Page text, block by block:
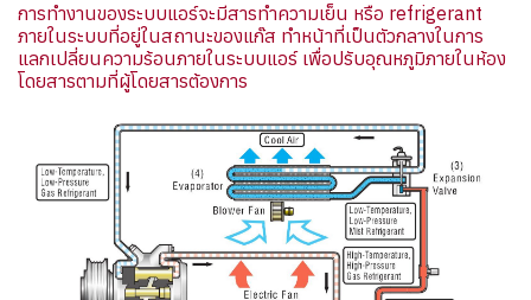
การทำงานของระบบแอร์จะมีสารทำความเย็น หรือ refrigerant
ภายในระบบที่อยู่ในสถานะของแก๊ส ทำหน้าที่เป็นตัวกลางในการ
แลกเปลี่ยนความร้อนภายในระบบแอร์ เพื่อปรับอุณหภูมิภายในห้อง
โดยสารตามที่ผู้โดยสารต้องการ